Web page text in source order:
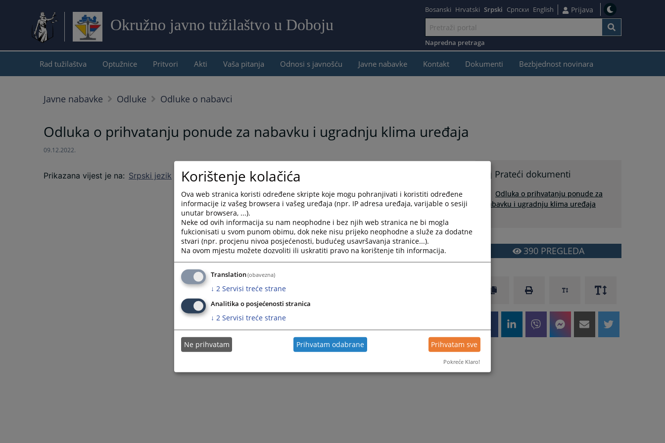
Okružno javno tužilaštvo u Doboju
sadržaj
Bosanski Hrvatski Srpski Српски English Prijava
Napredna pretraga
Rad tužilaštva Optužnice Pritvori Akti Vaša pitanja Odnosi s javnošću Javne nabavke Kontakt Dokumenti Bezbjednost novinara
Javne nabavke Odluke Odluke o nabavci
Odluka o prihvatanju ponude za nabavku i ugradnju klima uređaja
09.12.2022.
Prikazana vijest je na: Srpski jezik Prateći dokumenti
Odluka o prihvatanju ponude za
nabavku i ugradnju klima uređaja
390PREGLEDA
Korištenje kolačića
Ova web stranica koristi određene skripte koje mogu pohranjivati i koristiti određene
informacije iz vašeg browsera i vašeg uređaja (npr. IP adresa uređaja, varijable o sesiji
unutar browsera, ...).
Neke od ovih informacija su nam neophodne i bez njih web stranica ne bi mogla
fukcionisati u svom punom obimu, dok neke nisu prijeko neophodne a služe za dodatne
stvari (npr. procjenu nivoa posjećenosti, budućeg usavršavanja stranice...).
Na ovom mjestu možete dozvoliti ili uskratiti pravo na korištenje tih informacija.
Translation(obavezna)
↓ 2 Servisi treće strane
Analitika o posjećenosti stranica
↓ 2 Servisi treće strane
Ne prihvatam Prihvatam odabrane Prihvatam sve
Pokreće Klaro!